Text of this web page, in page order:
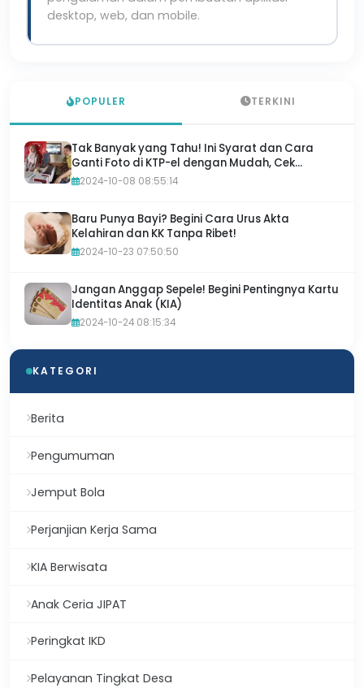
desktop, web, dan mobile.
POPULER TERKINI
Tak Banyak yang Tahu! Ini Syarat dan Cara
Ganti Foto di KTP-el dengan Mudah, Cek
Sekarang!
2024-10-08 08:55:14
Baru Punya Bayi? Begini Cara Urus Akta
Kelahiran dan KK Tanpa Ribet!
2024-10-23 07:50:50
Jangan Anggap Sepele! Begini Pentingnya Kartu
Identitas Anak (KIA)
2024-10-24 08:15:34
KATEGORI
Berita
Pengumuman
Jemput Bola
Perjanjian Kerja Sama
KIA Berwisata
Anak Ceria JIPAT
Peringkat IKD
Pelayanan Tingkat Desa